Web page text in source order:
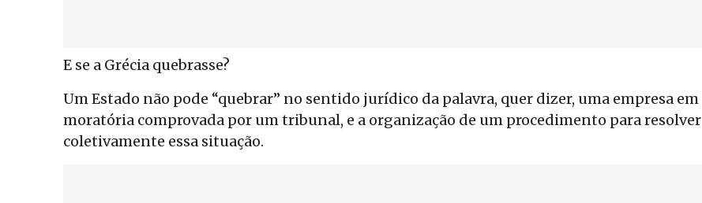
E se a Grécia quebrasse?
Um Estado não pode “quebrar” no sentido jurídico da palavra, quer dizer, uma empresa em
moratória comprovada por um tribunal, e a organização de um procedimento para resolver
coletivamente essa situação.